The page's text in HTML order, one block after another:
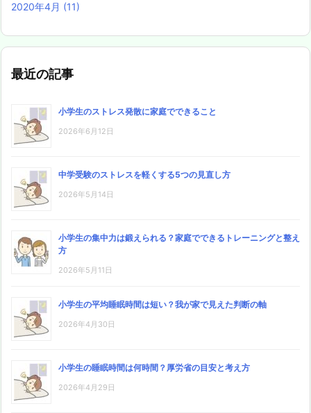
2020年4月 (11)
最近の記事
小学生のストレス発散に家庭でできること
2026年6月12日
中学受験のストレスを軽くする5つの見直し方
2026年5月14日
小学生の集中力は鍛えられる？家庭でできるトレーニングと整え
方
2026年5月11日
小学生の平均睡眠時間は短い？我が家で見えた判断の軸
2026年4月30日
小学生の睡眠時間は何時間？厚労省の目安と考え方
2026年4月29日